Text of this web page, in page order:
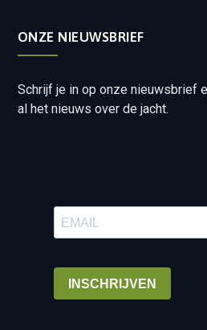
ONZE NIEUWSBRIEF
Schrijf je in op onze nieuwsbrief
al het nieuws over de jacht.